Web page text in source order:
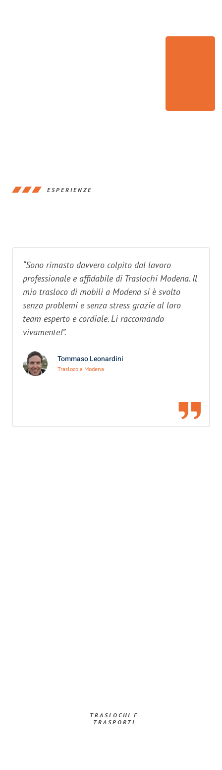
ESPERIENZE
“Sono rimasto davvero colpito dal lavoro
professionale e affidabile di Traslochi Modena. Il
mio trasloco di mobili a Modena si è svolto
senza problemi e senza stress grazie al loro
team esperto e cordiale. Li raccomando
vivamente!”.
Tommaso Leonardini
Trasloco a Modena
TRASLOCHI E
TRASPORTI​